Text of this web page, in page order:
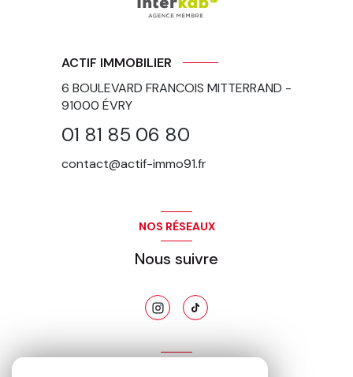
ACTIF IMMOBILIER
6 BOULEVARD FRANCOIS MITTERRAND -
91000 ÉVRY
01 81 85 06 80
contact@actif-immo91.fr
NOS RÉSEAUX
Nous suivre